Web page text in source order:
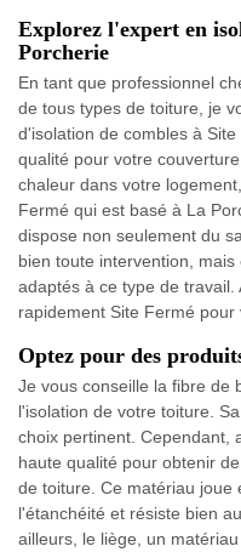
Explorez l'expert en
Porcherie
En tant que professionnel
de tous types de toiture, je
d'isolation de combles à
qualité pour votre
chaleur dans votre
Fermé qui est basé à La
dispose non seulement du
bien toute intervention,
adaptés à ce type de
rapidement Site Fermé pour
Optez pour des
Je vous conseille la fibre de
l'isolation de votre toiture.
choix pertinent. Cependant,
haute qualité pour obtenir
de toiture. Ce matériau joue
l'étanchéité et résiste bien
ailleurs, le liège, un